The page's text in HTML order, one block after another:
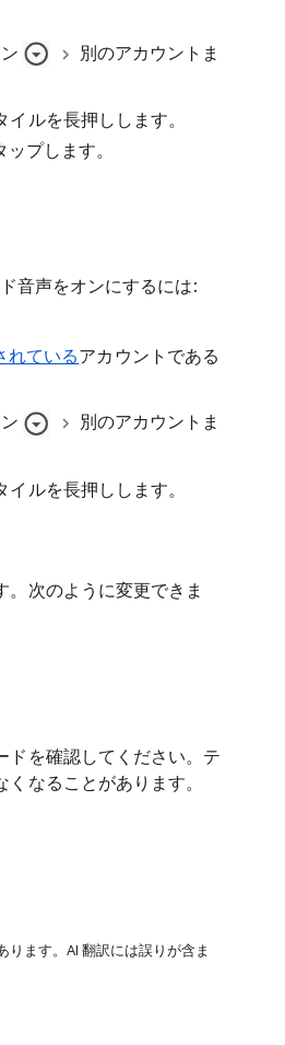
別のアカウントま
ルを長押しします。
プします。
音声をオンにするには:
れているアカウントである
別のアカウントま
ルを長押しします。
次のように変更できま
ドを確認してください。テ
なることがあります。
ます。AI 翻訳には誤りが含ま